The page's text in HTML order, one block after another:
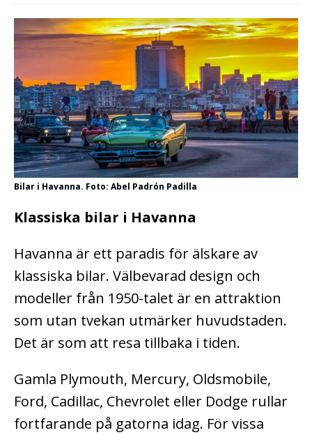
Bilar i Havanna. Foto: Abel Padrón Padilla
Klassiska bilar i Havanna
Havanna är ett paradis för älskare av
klassiska bilar. Välbevarad design och
modeller från 1950-talet är en attraktion
som utan tvekan utmärker huvudstaden.
Det är som att resa tillbaka i tiden.
Gamla Plymouth, Mercury, Oldsmobile,
Ford, Cadillac, Chevrolet eller Dodge rullar
fortfarande på gatorna idag. För vissa